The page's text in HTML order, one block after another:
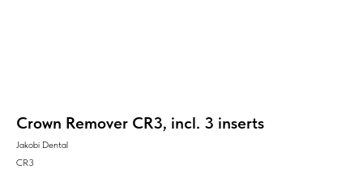
Crown Remover CR3, incl. 3 inserts
Jakobi Dental
CR3